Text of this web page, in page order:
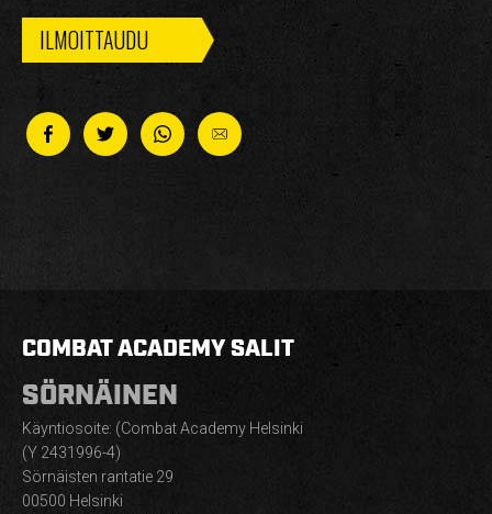
ILMOITTAUDU
COMBAT ACADEMY SALIT
SÖRNÄINEN
Käyntiosoite: (Combat Academy Helsinki
(Y 2431996-4)
Sörnäisten rantatie 29
00500 Helsinki